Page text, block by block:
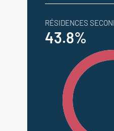
RÉSIDENCES
43.8%